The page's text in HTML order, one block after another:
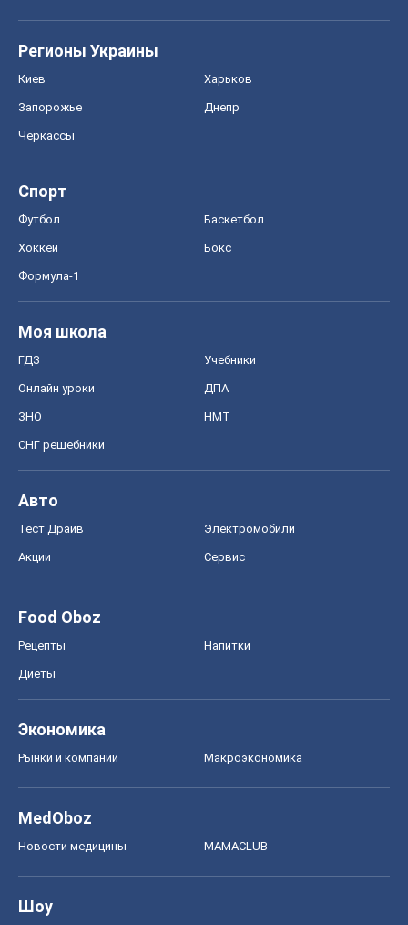
Регионы Украины
Киев Харьков
Запорожье Днепр
Черкассы
Спорт
Футбол Баскетбол
Хоккей Бокс
Формула-1
Моя школа
ГДЗ Учебники
Онлайн уроки ДПА
ЗНО НМТ
СНГ решебники
Авто
Тест Драйв Электромобили
Акции Сервис
Food Oboz
Рецепты Напитки
Диеты
Экономика
Рынки и компании Mакроэкономика
MedOboz
Новости медицины MAMACLUB
Шоу